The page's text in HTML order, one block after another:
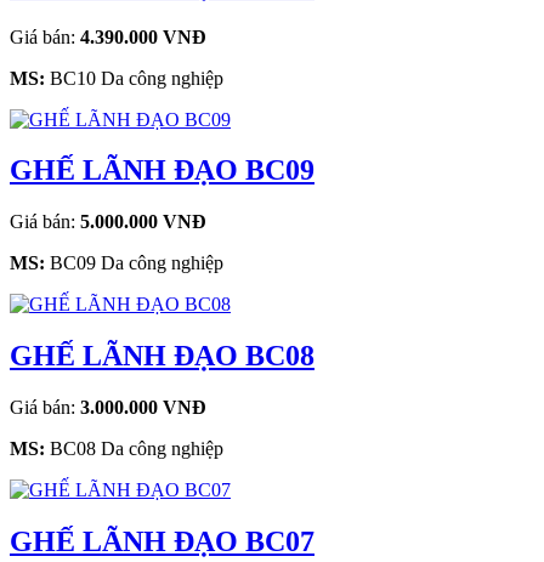
Giá bán: 4.390.000 VNĐ
MS: BC10 Da công nghiệp
GHẾ LÃNH ĐẠO BC09
Giá bán: 5.000.000 VNĐ
MS: BC09 Da công nghiệp
GHẾ LÃNH ĐẠO BC08
Giá bán: 3.000.000 VNĐ
MS: BC08 Da công nghiệp
GHẾ LÃNH ĐẠO BC07